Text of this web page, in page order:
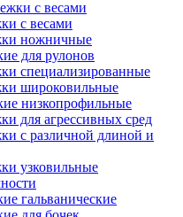
с весами
ножничные
для рулонов
специализированные
широковильные
низкопрофильные
для агрессивных сред
с различной длиной и
узковильные
гальванические